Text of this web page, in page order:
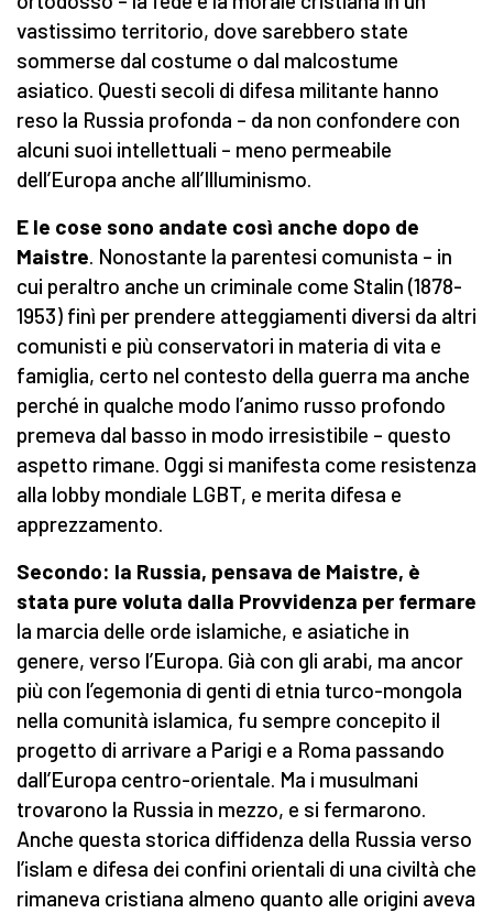
vastissimo territorio, dove sarebbero state
sommerse dal costume o dal malcostume
asiatico. Questi secoli di difesa militante hanno
reso la Russia profonda – da non confondere con
alcuni suoi intellettuali – meno permeabile
dell’Europa anche all’Illuminismo.
E le cose sono andate così anche dopo de
Maistre. Nonostante la parentesi comunista – in
cui peraltro anche un criminale come Stalin (1878-
1953) finì per prendere atteggiamenti diversi da altri
comunisti e più conservatori in materia di vita e
famiglia, certo nel contesto della guerra ma anche
perché in qualche modo l’animo russo profondo
premeva dal basso in modo irresistibile – questo
aspetto rimane. Oggi si manifesta come resistenza
alla lobby mondiale LGBT, e merita difesa e
apprezzamento.
Secondo: la Russia, pensava de Maistre, è
stata pure voluta dalla Provvidenza per fermare
la marcia delle orde islamiche, e asiatiche in
genere, verso l’Europa. Già con gli arabi, ma ancor
più con l’egemonia di genti di etnia turco-mongola
nella comunità islamica, fu sempre concepito il
progetto di arrivare a Parigi e a Roma passando
dall’Europa centro-orientale. Ma i musulmani
trovarono la Russia in mezzo, e si fermarono.
Anche questa storica diffidenza della Russia verso
l’islam e difesa dei confini orientali di una civiltà che
rimaneva cristiana almeno quanto alle origini aveva